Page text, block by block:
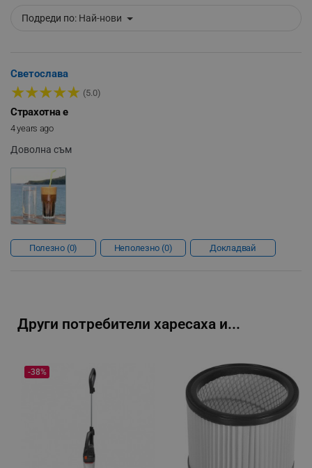
Подреди по: Най-нови
Светослава
★★★★★ (5.0)
Страхотна е
4 years ago
Доволна съм
Полезно 0 Неполезно 0 Докладвай
Други потребители харесаха и...
-38%
_sgf_clicked_banners
sgfUserUpdateData .alleop.bg
.alleop.bg
rlv_mode
.alleop.bg
.alleop.bg
rlv_g
.alleop.bg
rlv_s
rlv_iv